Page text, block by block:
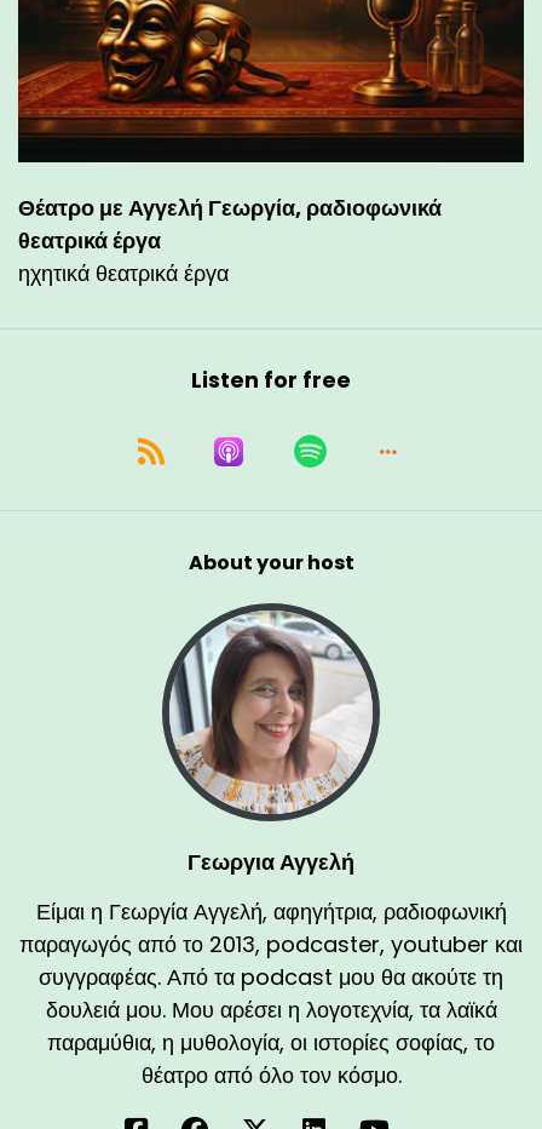
Θέατρο με Αγγελή Γεωργία, ραδιοφωνικά
θεατρικά έργα
ηχητικά θεατρικά έργα
Listen for free
About your host
Γεωργια Αγγελή
Είμαι η Γεωργία Αγγελή, αφηγήτρια, ραδιοφωνική
παραγωγός από το 2013, podcaster, youtuber και
συγγραφέας. Από τα podcast μου θα ακούτε τη
δουλειά μου. Μου αρέσει η λογοτεχνία, τα λαϊκά
παραμύθια, η μυθολογία, οι ιστορίες σοφίας, το
θέατρο από όλο τον κόσμο.